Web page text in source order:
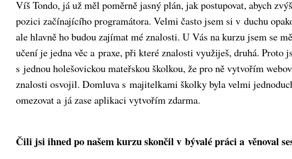
Víš Tondo, já už měl poměrně jasný plán, jak postupovat, abych
pozici začínajícího programátora. Velmi často jsem si v duchu
ale hlavně ho budou zajímat mé znalosti. U Vás na kurzu jsem se
učení je jedna věc a praxe, při které znalosti využiješ, druhá. Proto
s jednou holešovickou mateřskou školkou, že pro ně vytvořím
znalosti osvojil. Domluva s majitelkami školky byla velmi
omezovat a já zase aplikaci vytvořím zdarma.
Čili jsi ihned po našem kurzu skončil v bývalé práci a věnoval